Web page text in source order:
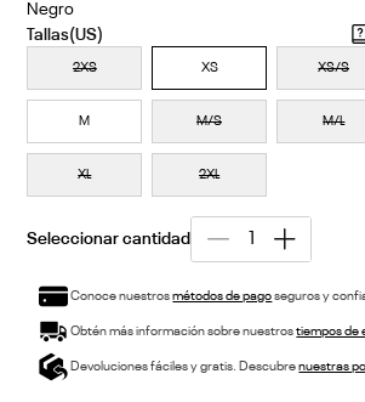
Negro
2XS XS XS/S
M M/S M/L
XL 2XL
Conoce nuestrosmétodos de pagoseguros y
Obtén más información sobre nuestrostiempos de
Devoluciones fáciles y gratis. Descubrenuestras